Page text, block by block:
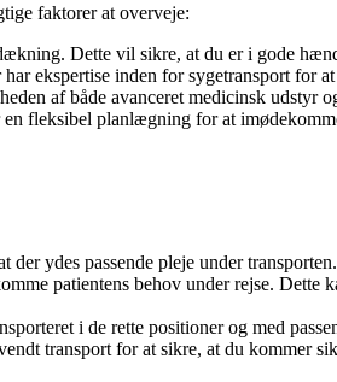
faktorer at overveje:
Dette vil sikre, at du er i gode
ekspertise inden for sygetransport for
af ​​både avanceret medicinsk udstyr
fleksibel planlægning for at
der ydes passende pleje under transporten.
patientens behov under rejse. Dette
i de rette positioner og med
transport for at sikre, at du kommer